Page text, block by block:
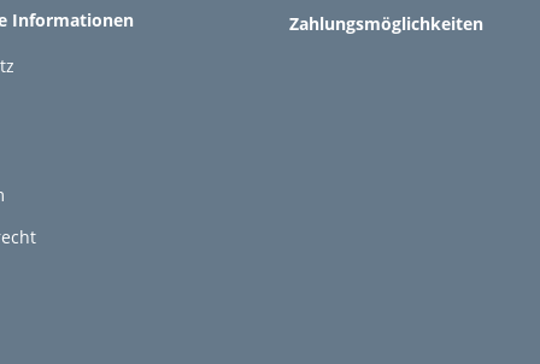
Informationen Zahlungsmöglichkeiten